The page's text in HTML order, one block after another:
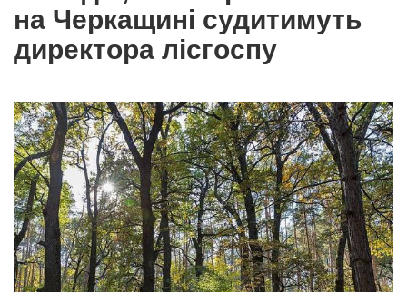
на Черкащині судитимуть
директора лісгоспу